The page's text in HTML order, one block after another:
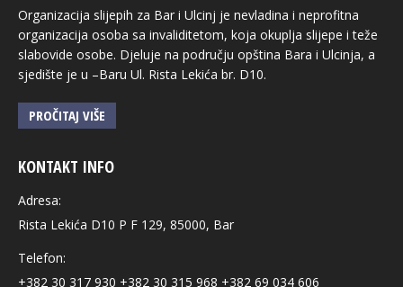
Organizacija slijepih za Bar i Ulcinj je nevladina i neprofitna
organizacija osoba sa invaliditetom, koja okuplja slijepe i teže
slabovide osobe. Djeluje na području opština Bara i Ulcinja, a
sjedište je u –Baru Ul. Rista Lekića br. D10.
PROČITAJ VIŠE
KONTAKT INFO
Adresa:
Rista Lekića D10 P F 129, 85000, Bar
Telefon:
+382 30 317 930 +382 30 315 968 +382 69 034 606